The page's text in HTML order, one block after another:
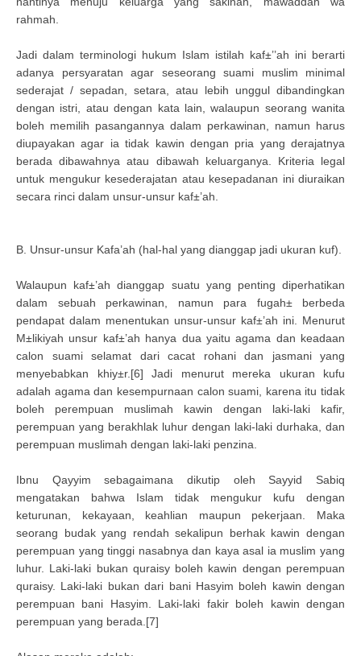
rahmah.
Jadi dalam terminologi hukum Islam istilah kaf±’’ah ini berarti
adanya persyaratan agar seseorang suami muslim minimal
sederajat / sepadan, setara, atau lebih unggul dibandingkan
dengan istri, atau dengan kata lain, walaupun seorang wanita
boleh memilih pasangannya dalam perkawinan, namun harus
diupayakan agar ia tidak kawin dengan pria yang derajatnya
berada dibawahnya atau dibawah keluarganya. Kriteria legal
untuk mengukur kesederajatan atau kesepadanan ini diuraikan
secara rinci dalam unsur-unsur kaf±’ah.
B. Unsur-unsur Kafa’ah (hal-hal yang dianggap jadi ukuran kuf).
Walaupun kaf±’ah dianggap suatu yang penting diperhatikan
dalam sebuah perkawinan, namun para fugah± berbeda
pendapat dalam menentukan unsur-unsur kaf±’ah ini. Menurut
M±likiyah unsur kaf±’ah hanya dua yaitu agama dan keadaan
calon suami selamat dari cacat rohani dan jasmani yang
menyebabkan khiy±r.[6] Jadi menurut mereka ukuran kufu
adalah agama dan kesempurnaan calon suami, karena itu tidak
boleh perempuan muslimah kawin dengan laki-laki kafir,
perempuan yang berakhlak luhur dengan laki-laki durhaka, dan
perempuan muslimah dengan laki-laki penzina.
Ibnu Qayyim sebagaimana dikutip oleh Sayyid Sabiq
mengatakan bahwa Islam tidak mengukur kufu dengan
keturunan, kekayaan, keahlian maupun pekerjaan. Maka
seorang budak yang rendah sekalipun berhak kawin dengan
perempuan yang tinggi nasabnya dan kaya asal ia muslim yang
luhur. Laki-laki bukan quraisy boleh kawin dengan perempuan
quraisy. Laki-laki bukan dari bani Hasyim boleh kawin dengan
perempuan bani Hasyim. Laki-laki fakir boleh kawin dengan
perempuan yang berada.[7]